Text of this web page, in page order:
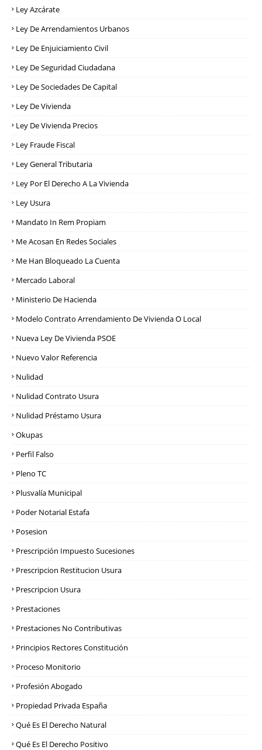
Ley Azcárate
Ley De Arrendamientos Urbanos
Ley De Enjuiciamiento Civil
Ley De Seguridad Ciudadana
Ley De Sociedades De Capital
Ley De Vivienda
Ley De Vivienda Precios
Ley Fraude Fiscal
Ley General Tributaria
Ley Por El Derecho A La Vivienda
Ley Usura
Mandato In Rem Propiam
Me Acosan En Redes Sociales
Me Han Bloqueado La Cuenta
Mercado Laboral
Ministerio De Hacienda
Modelo Contrato Arrendamiento De Vivienda O Local
Nueva Ley De Vivienda PSOE
Nuevo Valor Referencia
Nulidad
Nulidad Contrato Usura
Nulidad Préstamo Usura
Okupas
Perfil Falso
Pleno TC
Plusvalía Municipal
Poder Notarial Estafa
Posesion
Prescripción Impuesto Sucesiones
Prescripcion Restitucion Usura
Prescripcion Usura
Prestaciones
Prestaciones No Contributivas
Principios Rectores Constitución
Proceso Monitorio
Profesión Abogado
Propiedad Privada España
Qué Es El Derecho Natural
Qué Es El Derecho Positivo